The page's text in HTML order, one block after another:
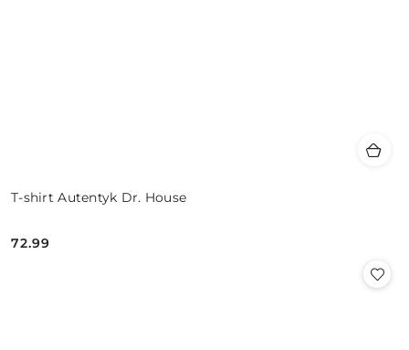
T-shirt Autentyk Dr. House
Cena:
72.99